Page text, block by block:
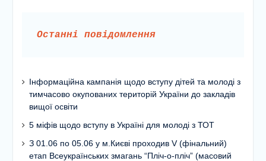
Останні повідомлення
Інформаційна кампанія щодо вступу дітей та молоді з
тимчасово окупованих територій України до закладів
вищої освіти
5 міфів щодо вступу в Україні для молоді з ТОТ
З 01.06 по 05.06 у м.Києві проходив V (фінальний)
етап Всеукраїнських змагань “Пліч-о-пліч” (масовий